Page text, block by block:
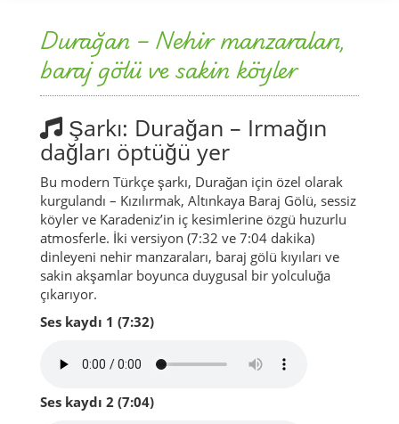
Durağan – Nehir manzaraları,
baraj gölü ve sakin köyler
Şarkı: Durağan – Irmağın
dağları öptüğü yer
Bu modern Türkçe şarkı, Durağan için özel olarak
kurgulandı – Kızılırmak, Altınkaya Baraj Gölü, sessiz
köyler ve Karadeniz’in iç kesimlerine özgü huzurlu
atmosferle. İki versiyon (7:32 ve 7:04 dakika)
dinleyeni nehir manzaraları, baraj gölü kıyıları ve
sakin akşamlar boyunca duygusal bir yolculuğa
çıkarıyor.
Ses kaydı 1 (7:32)
Ses kaydı 2 (7:04)